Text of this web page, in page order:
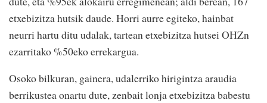
etxebizitza hutsik daude. Horri aurre egiteko, hainbat
neurri hartu ditu udalak, tartean etxebizitza hutsei OHZn
ezarritako %50eko errekargua.
Osoko bilkuran, gainera, udalerriko hirigintza araudia
berrikustea onartu dute, zenbait lonja etxebizitza babestu